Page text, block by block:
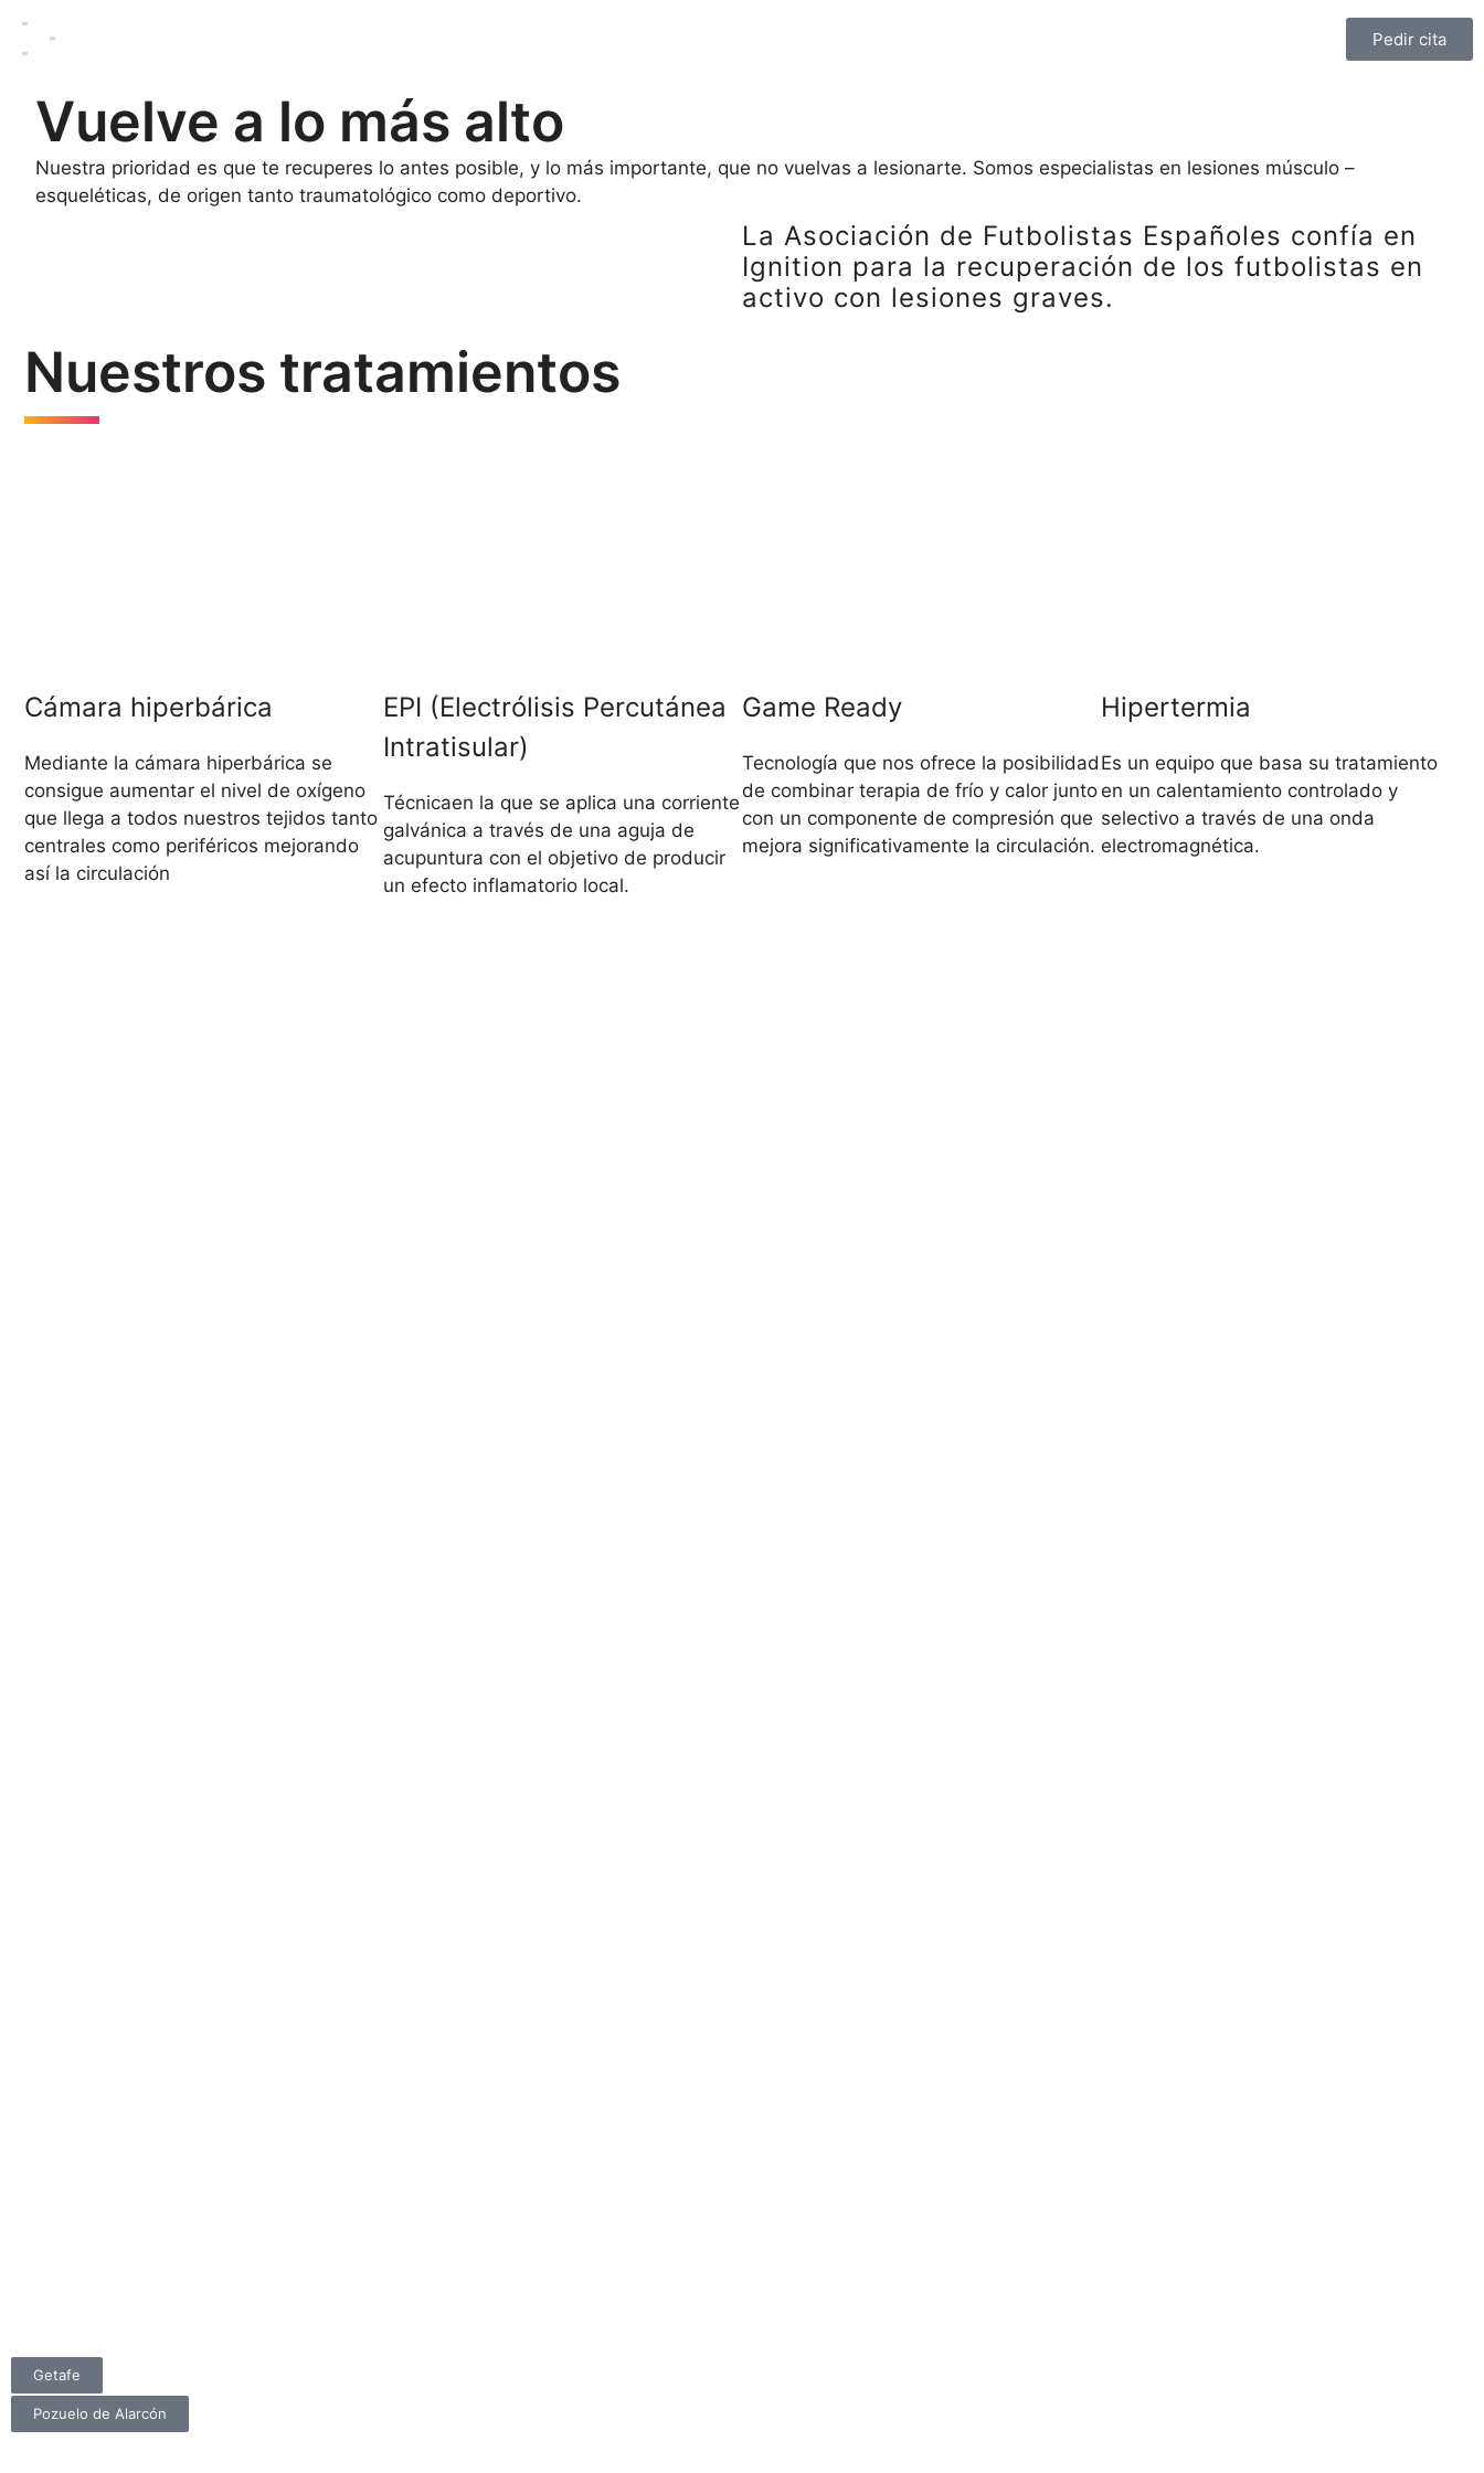
Pedir cita
Vuelve a lo más alto
Nuestra prioridad es que te recuperes lo antes posible, y lo más importante, que no vuelvas a lesionarte. Somos especialistas en lesiones músculo –
esqueléticas, de origen tanto traumatológico como deportivo.
La Asociación de Futbolistas Españoles confía en
Ignition para la recuperación de los futbolistas en
activo con lesiones graves.
Nuestros tratamientos
Cámara hiperbárica
Mediante la cámara hiperbárica se
consigue aumentar el nivel de oxígeno
que llega a todos nuestros tejidos tanto
centrales como periféricos mejorando
así la circulación
EPI (Electrólisis Percutánea
Intratisular)
Técnicaen la que se aplica una corriente
galvánica a través de una aguja de
acupuntura con el objetivo de producir
un efecto inflamatorio local.
Game Ready
Tecnología que nos ofrece la posibilidad
de combinar terapia de frío y calor junto
con un componente de compresión que
mejora significativamente la circulación.
Hipertermia
Es un equipo que basa su tratamiento
en un calentamiento controlado y
selectivo a través de una onda
electromagnética.
Getafe
Pozuelo de Alarcón